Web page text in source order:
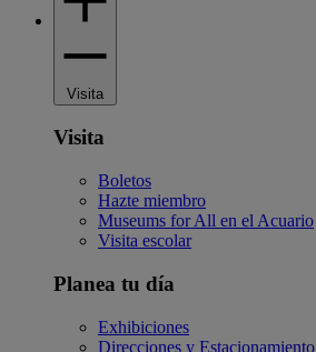
Visita
Visita
Boletos
Hazte miembro
Museums for All en el Acuario
Visita escolar
Planea tu día
Exhibiciones
Direcciones y Estacionamiento